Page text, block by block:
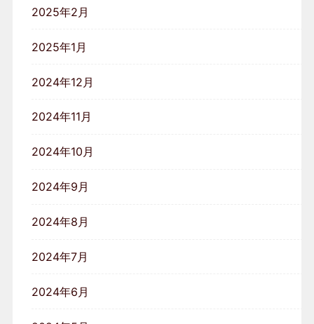
2025年2月
2025年1月
2024年12月
2024年11月
2024年10月
2024年9月
2024年8月
2024年7月
2024年6月